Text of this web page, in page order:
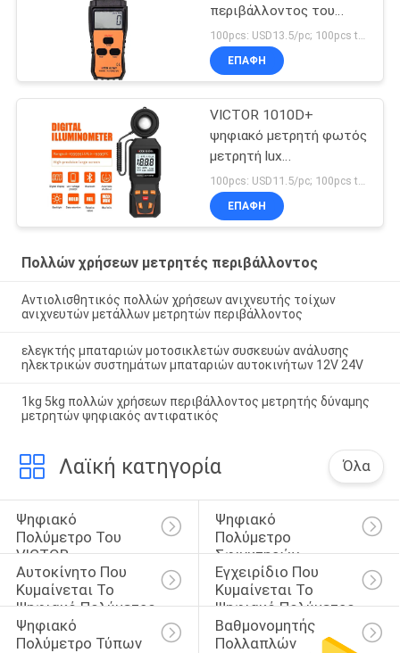
περιβάλλοντος του
VICTOR 6236P
ΕΠΑΦΉ
VICTOR 1010D+
ψηφιακό μετρητή φωτός
μετρητή lux
0~200000lux φθηνό
μετρητή φωτεινότητας
lux για LED
ΕΠΑΦΉ
Πολλών χρήσεων μετρητές περιβάλλοντος
Αντιολισθητικός πολλών χρήσεων ανιχνευτής τοίχων
ανιχνευτών μετάλλων μετρητών περιβάλλοντος
ελεγκτής μπαταριών μοτοσικλετών συσκευών ανάλυσης
ηλεκτρικών συστημάτων μπαταριών αυτοκινήτων 12V 24V
1kg 5kg πολλών χρήσεων περιβάλλοντος μετρητής δύναμης
μετρητών ψηφιακός αντιφατικός
Λαϊκή κατηγορία Όλα
Ψηφιακό
Πολύμετρο Του
VICTOR
Ψηφιακό
Πολύμετρο
Σφιγκτηρών
Αυτοκίνητο Που
Κυμαίνεται Το
Ψηφιακό Πολύμετρο
Εγχειρίδιο Που
Κυμαίνεται Το
Ψηφιακό Πολύμετρο
Ψηφιακό
Πολύμετρο Τύπων
Βαθμονομητής
Πολλαπλών